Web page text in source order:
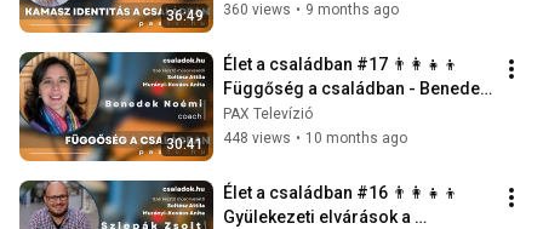
36:49
360 views • 9 months ago
30:41
Élet a családban #17 👨‍👩‍👧‍👦
Függőség a családban - Benedek
Noémi
PAX Televízió
448 views • 10 months ago
Élet a családban #16 👨‍👩‍👧‍👦
Gyülekezeti elvárások a